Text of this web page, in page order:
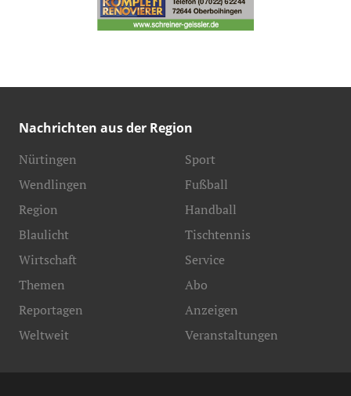
Nachrichten aus der Region
Nürtingen
Wendlingen
Region
Blaulicht
Sport
Fußball
Handball
Tischtennis
Wirtschaft
Themen
Reportagen
Weltweit
Service
Abo
Anzeigen
Veranstaltungen